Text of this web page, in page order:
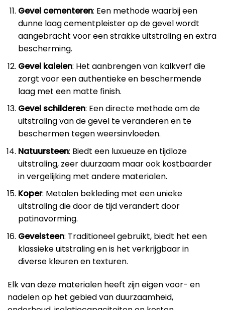
Gevel cementeren: Een methode waarbij een
dunne laag cementpleister op de gevel wordt
aangebracht voor een strakke uitstraling en extra
bescherming.
Gevel kaleien: Het aanbrengen van kalkverf die
zorgt voor een authentieke en beschermende
laag met een matte finish.
Gevel schilderen: Een directe methode om de
uitstraling van de gevel te veranderen en te
beschermen tegen weersinvloeden.
Natuursteen: Biedt een luxueuze en tijdloze
uitstraling, zeer duurzaam maar ook kostbaarder
in vergelijking met andere materialen.
Koper: Metalen bekleding met een unieke
uitstraling die door de tijd verandert door
patinavorming.
Gevelsteen: Traditioneel gebruikt, biedt het een
klassieke uitstraling en is het verkrijgbaar in
diverse kleuren en texturen.
Elk van deze materialen heeft zijn eigen voor- en
nadelen op het gebied van duurzaamheid,